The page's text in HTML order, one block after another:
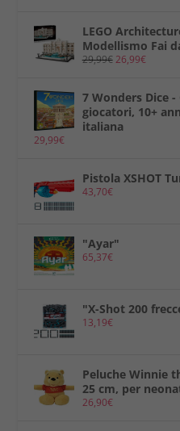
LEGO
Modellismo Fai
29,99€26,99€
7 Wonders Dice
giocatori, 10+
italiana
29,99€
Pistola XSHOT
43,70€
"Ayar"
65,37€
"X-Shot 200
13,19€
Peluche Winnie
25 cm, per
26,90€